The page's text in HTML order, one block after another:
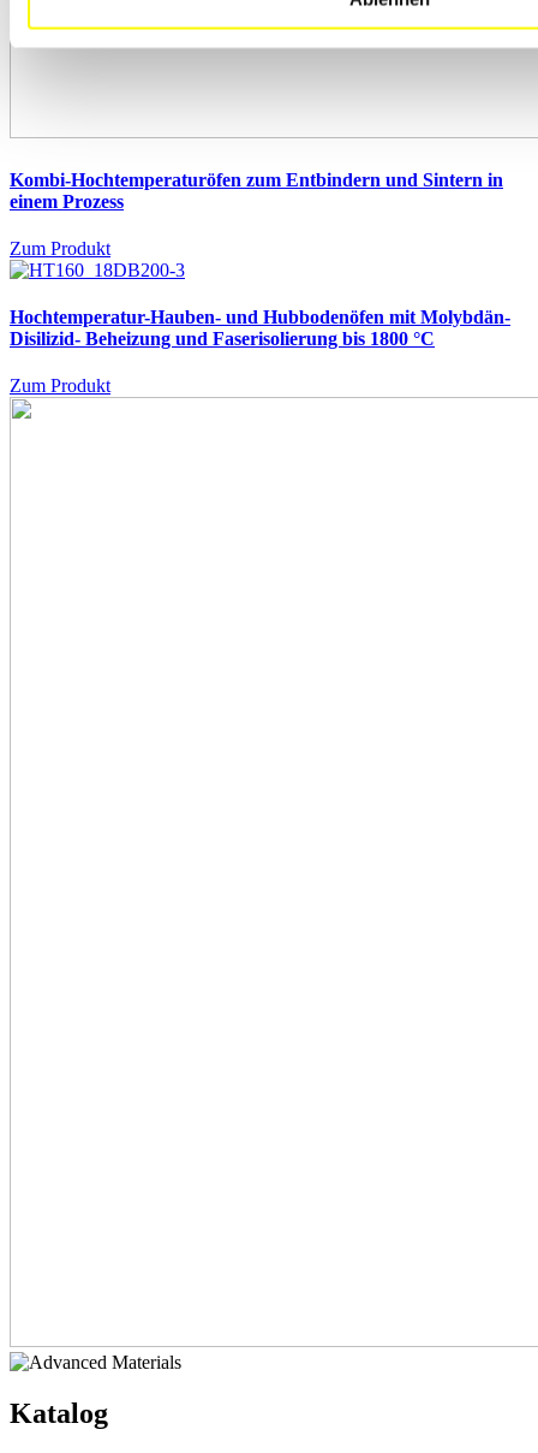
Kombi-Hochtemperaturöfen zum Entbindern und Sintern in
einem Prozess
Zum Produkt
Hochtemperatur-Hauben- und Hubbodenöfen mit Molybdän-
Disilizid- Beheizung und Faserisolierung bis 1800 °C
Zum Produkt
Katalog